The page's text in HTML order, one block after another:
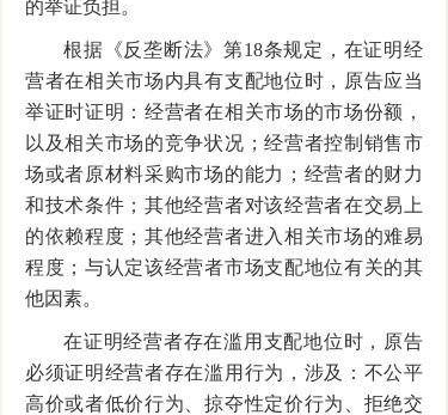
的举证负担。
根据《反垄断法》第18条规定，在证明经
营者在相关市场内具有支配地位时，原告应当
举证时证明：经营者在相关市场的市场份额，
以及相关市场的竞争状况；经营者控制销售市
场或者原材料采购市场的能力；经营者的财力
和技术条件；其他经营者对该经营者在交易上
的依赖程度；其他经营者进入相关市场的难易
程度；与认定该经营者市场支配地位有关的其
他因素。
在证明经营者存在滥用支配地位时，原告
必须证明经营者存在滥用行为，涉及：不公平
高价或者低价行为、掠夺性定价行为、拒绝交